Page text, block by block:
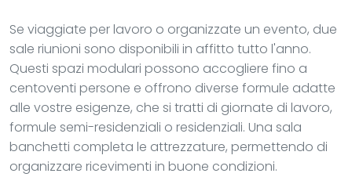
Se viaggiate per lavoro o organizzate un evento, due
sale riunioni sono disponibili in affitto tutto l'anno.
Questi spazi modulari possono accogliere fino a
centoventi persone e offrono diverse formule adatte
alle vostre esigenze, che si tratti di giornate di lavoro,
formule semi-residenziali o residenziali. Una sala
banchetti completa le attrezzature, permettendo di
organizzare ricevimenti in buone condizioni.